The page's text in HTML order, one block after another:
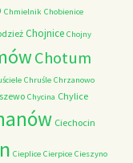
Chmielnik Chobienice
Chojnice Chojny
Chotum
Chruśle Chrzanowo
Chycina Chylice
Ciechocin
Cieplice Cierpice Cieszyno